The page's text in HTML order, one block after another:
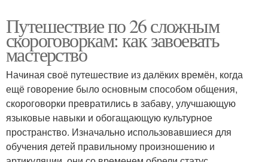
Путешествие по 26 сложным
скороговоркам: как завоевать
мастерство
Начиная своё путешествие из далёких времён, когда
ещё говорение было основным способом общения,
скороговорки превратились в забаву, улучшающую
языковые навыки и обогащающую культурное
пространство. Изначально использовавшиеся для
обучения детей правильному произношению и